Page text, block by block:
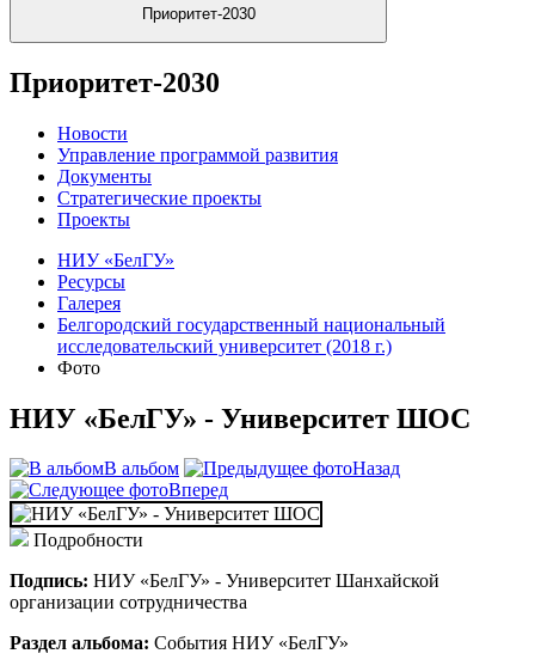
Приоритет-2030
Приоритет-2030
Новости
Управление программой развития
Документы
Стратегические проекты
Проекты
НИУ «БелГУ»
Ресурсы
Галерея
Белгородский государственный национальный
исследовательский университет (2018 г.)
Фото
НИУ «БелГУ» - Университет ШОС
В альбом
Назад
Вперед
Подробности
Подпись: НИУ «БелГУ» - Университет Шанхайской
организации сотрудничества
Раздел альбома: События НИУ «БелГУ»